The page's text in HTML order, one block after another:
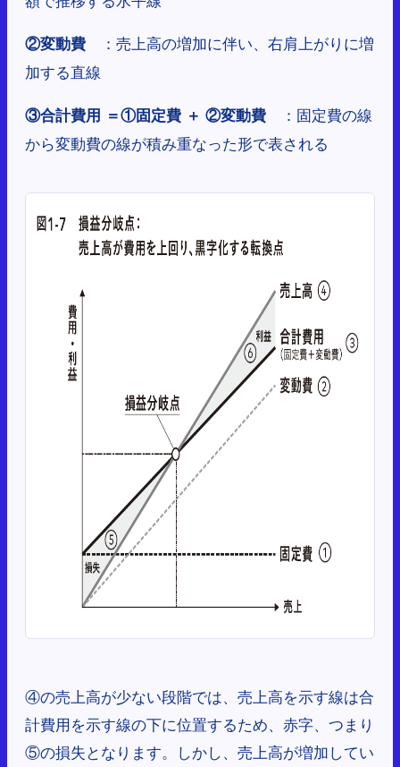
②変動費 ：売上高の増加に伴い、右肩上がりに増
加する直線
③合計費用 ＝①固定費 ＋ ②変動費 ：固定費の線
から変動費の線が積み重なった形で表される
④の売上高が少ない段階では、売上高を示す線は合
計費用を示す線の下に位置するため、赤字、つまり
⑤の損失となります。しかし、売上高が増加してい